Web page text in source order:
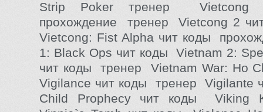
Strip Poker тренер
прохождение тренер Vietcong 2
Vietcong: Fist Alpha чит коды
1: Black Ops чит коды Vietnam 2:
чит коды тренер Vietnam War: Ho
Vigilance чит коды тренер Vigilante
Child Prophecy чит коды Viking